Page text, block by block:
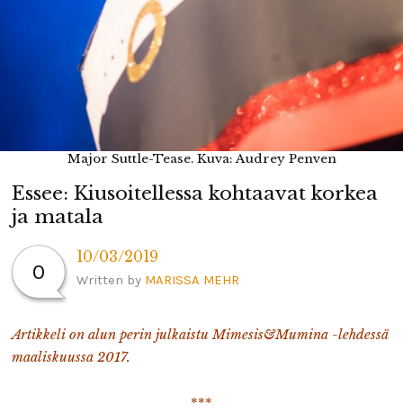
Major Suttle-Tease. Kuva: Audrey Penven
Essee: Kiusoitellessa kohtaavat korkea
ja matala
0
10/03/2019
Written by MARISSA MEHR
Artikkeli on alun perin julkaistu Mimesis&Mumina -lehdessä
maaliskuussa 2017.
***